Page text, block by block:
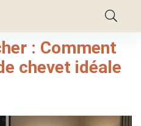
: Comment
chevet idéale